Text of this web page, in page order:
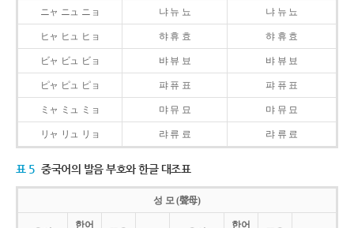
ニャ ニュ ニョ 냐 뉴 뇨 냐 뉴 뇨
ヒャ ヒュ ヒョ 햐 휴 효 햐 휴 효
ビャ ビュ ビョ 뱌 뷰 뵤 뱌 뷰 뵤
ピャ ピュ ピョ 퍄 퓨 표 퍄 퓨 표
ミャ ミュ ミョ 먀 뮤 묘 먀 뮤 묘
リャ リュ リョ 랴 류 료 랴 류 료
표 5 중국어의 발음 부호와 한글 대조표
성 모 (聲母)
한어
한어